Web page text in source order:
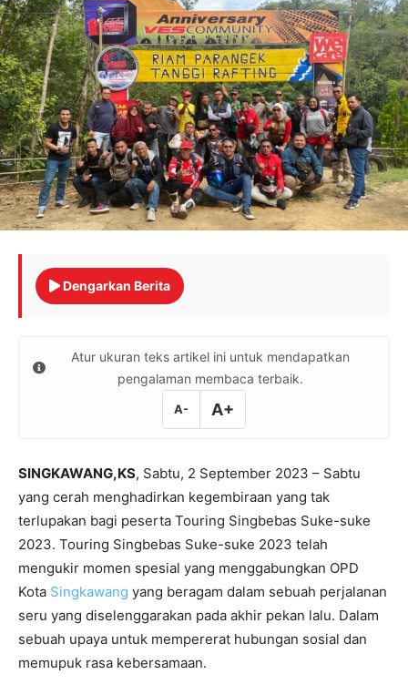
Dengarkan Berita
Atur ukuran teks artikel ini untuk mendapatkan
pengalaman membaca terbaik.
A- A+
SINGKAWANG,KS, Sabtu, 2 September 2023 – Sabtu
yang cerah menghadirkan kegembiraan yang tak
terlupakan bagi peserta Touring Singbebas Suke-suke
2023. Touring Singbebas Suke-suke 2023 telah
mengukir momen spesial yang menggabungkan OPD
Kota Singkawang yang beragam dalam sebuah perjalanan
seru yang diselenggarakan pada akhir pekan lalu. Dalam
sebuah upaya untuk mempererat hubungan sosial dan
memupuk rasa kebersamaan.